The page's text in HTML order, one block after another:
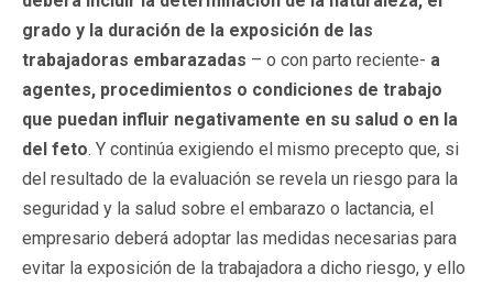
grado y la duración de la exposición de las
trabajadoras embarazadas – o con parto reciente- a
agentes, procedimientos o condiciones de trabajo
que puedan influir negativamente en su salud o en la
del feto. Y continúa exigiendo el mismo precepto que, si
del resultado de la evaluación se revela un riesgo para la
seguridad y la salud sobre el embarazo o lactancia, el
empresario deberá adoptar las medidas necesarias para
evitar la exposición de la trabajadora a dicho riesgo, y ello